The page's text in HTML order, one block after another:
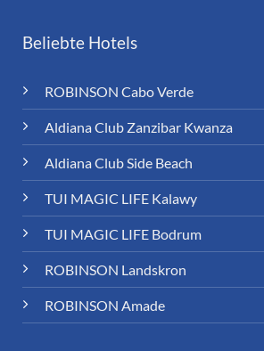
Beliebte Hotels
ROBINSON Cabo Verde
Aldiana Club Zanzibar Kwanza
Aldiana Club Side Beach
TUI MAGIC LIFE Kalawy
TUI MAGIC LIFE Bodrum
ROBINSON Landskron
ROBINSON Amade